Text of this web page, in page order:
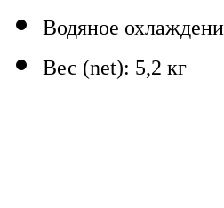
Водяное
Вес (net): 5,2 кг